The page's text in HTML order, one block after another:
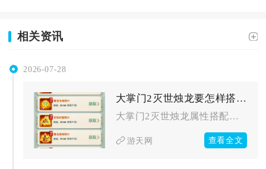
相关资讯
2026-07-28
大掌门2灭世烛龙要怎样搭配属性
大掌门2灭世烛龙属性搭配核心以攻击、暴击伤害、暴击率为三大核...
游天网 查看全文